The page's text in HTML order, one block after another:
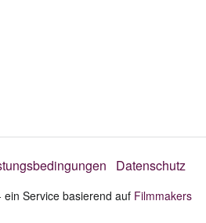
s
p Datenschutz
Service basierend auf Filmmakers